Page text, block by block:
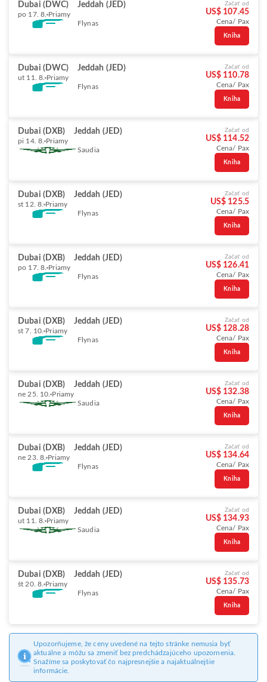
Dubai (DWC) Jeddah (JED)
po 17. 8. Priamy
Flynas
Začať od
US$ 107.45
Cena/ Pax
Kniha
Dubai (DWC) Jeddah (JED)
ut 11. 8. Priamy
Flynas
Začať od
US$ 110.78
Cena/ Pax
Kniha
Dubai (DXB) Jeddah (JED)
pi 14. 8. Priamy
Saudia
Začať od
US$ 114.52
Cena/ Pax
Kniha
Dubai (DXB) Jeddah (JED)
st 12. 8. Priamy
Flynas
Začať od
US$ 125.5
Cena/ Pax
Kniha
Dubai (DXB) Jeddah (JED)
po 17. 8. Priamy
Flynas
Začať od
US$ 126.41
Cena/ Pax
Kniha
Dubai (DXB) Jeddah (JED)
st 7. 10. Priamy
Flynas
Začať od
US$ 128.28
Cena/ Pax
Kniha
Dubai (DXB) Jeddah (JED)
ne 25. 10. Priamy
Saudia
Začať od
US$ 132.38
Cena/ Pax
Kniha
Dubai (DXB) Jeddah (JED)
ne 23. 8. Priamy
Flynas
Začať od
US$ 134.64
Cena/ Pax
Kniha
Dubai (DXB) Jeddah (JED)
ut 11. 8. Priamy
Saudia
Začať od
US$ 134.93
Cena/ Pax
Kniha
Dubai (DXB) Jeddah (JED)
št 20. 8. Priamy
Flynas
Začať od
US$ 135.73
Cena/ Pax
Kniha
Upozorňujeme, že ceny uvedené na tejto stránke nemusia byť
aktuálne a môžu sa zmeniť bez predchádzajúceho upozornenia.
Snažíme sa poskytovať čo najpresnejšie a najaktuálnejšie
informácie.